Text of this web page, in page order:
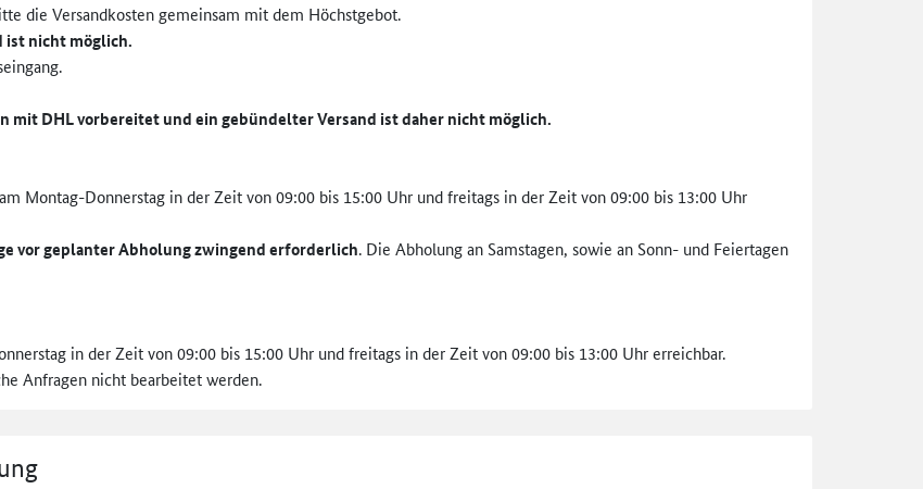
die Versandkosten gemeinsam mit dem Höchstgebot.
ist nicht möglich.
mit DHL vorbereitet und ein gebündelter Versand ist daher nicht möglich.
Montag-Donnerstag in der Zeit von 09:00 bis 15:00 Uhr und freitags in der Zeit von 09:00 bis 13:00 Uhr
vor geplanter Abholung zwingend erforderlich. Die Abholung an Samstagen, sowie an Sonn- und Feiertagen
in der Zeit von 09:00 bis 15:00 Uhr und freitags in der Zeit von 09:00 bis 13:00 Uhr erreichbar.
Anfragen nicht bearbeitet werden.